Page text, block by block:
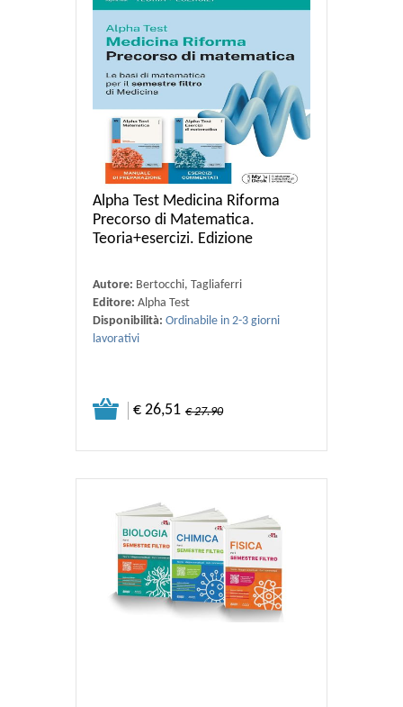
Alpha Test Medicina Riforma
Precorso di Matematica.
Teoria+esercizi. Edizione
Autore: Bertocchi, Tagliaferri
Editore: Alpha Test
Disponibilità: Ordinabile in 2-3 giorni
lavorativi
€ 26,51 € 27.90